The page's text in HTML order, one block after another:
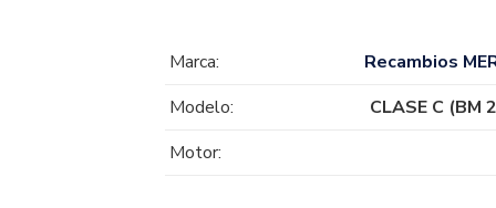
Marca:
Recambios
Modelo:
CLASE C (BM
Motor: